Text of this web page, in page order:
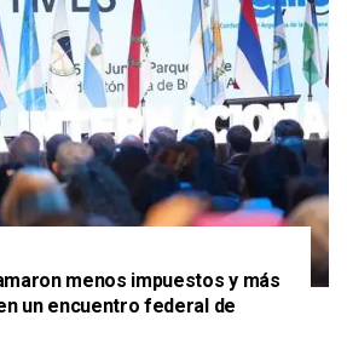
menos impuestos y más
un encuentro federal de